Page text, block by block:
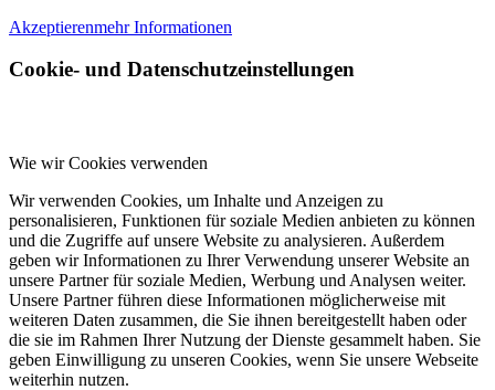
Akzeptierenmehr Informationen
Cookie- und Datenschutzeinstellungen
Wie wir Cookies verwenden
Wir verwenden Cookies, um Inhalte und Anzeigen zu
personalisieren, Funktionen für soziale Medien anbieten zu können
und die Zugriffe auf unsere Website zu analysieren. Außerdem
geben wir Informationen zu Ihrer Verwendung unserer Website an
unsere Partner für soziale Medien, Werbung und Analysen weiter.
Unsere Partner führen diese Informationen möglicherweise mit
weiteren Daten zusammen, die Sie ihnen bereitgestellt haben oder
die sie im Rahmen Ihrer Nutzung der Dienste gesammelt haben. Sie
geben Einwilligung zu unseren Cookies, wenn Sie unsere Webseite
weiterhin nutzen.